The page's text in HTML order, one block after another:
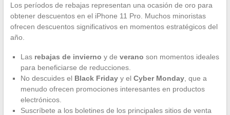
Los períodos de rebajas representan una ocasión de oro para
obtener descuentos en el iPhone 11 Pro. Muchos minoristas
ofrecen descuentos significativos en momentos estratégicos del
año.
Las rebajas de invierno y de verano son momentos ideales
para beneficiarse de reducciones.
No descuides el Black Fridayy el Cyber Monday, que a
menudo ofrecen promociones interesantes en productos
electrónicos.
Suscríbete a los boletines de los principales sitios de venta